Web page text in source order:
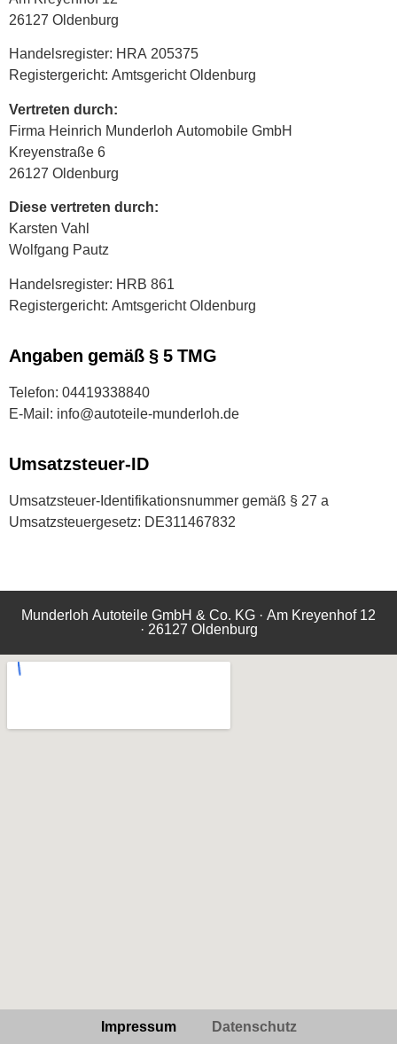
26127 Oldenburg
Handelsregister: HRA 205375
Registergericht: Amtsgericht Oldenburg
Vertreten durch:
Firma Heinrich Munderloh Automobile GmbH
Kreyenstraße 6
26127 Oldenburg
Diese vertreten durch:
Karsten Vahl
Wolfgang Pautz
Handelsregister: HRB 861
Registergericht: Amtsgericht Oldenburg
Angaben gemäß § 5 TMG
Telefon: 04419338840
E-Mail: info@autoteile-munderloh.de
Umsatzsteuer-ID
Umsatzsteuer-Identifikationsnummer gemäß § 27 a
Umsatzsteuergesetz: DE311467832
Munderloh Autoteile GmbH & Co. KG · Am Kreyenhof 12
· 26127 Oldenburg
Impressum Datenschutz